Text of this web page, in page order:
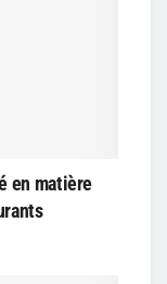
en matière